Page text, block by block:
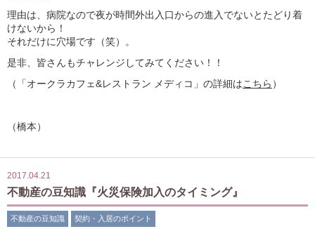
理由は、病院なので夜が時間外出入口からの進入でないとたどり着
けないから！
それだけに穴場です（笑）。
是非、皆さんもチャレンジしてみてください！！
（「オークラカフェ&レストラン メディコ」の詳細はこちら ）
（橋本）
2017.04.21
不動産の豆知識『火災保険加入のタイミング』
不動産の豆知識 契約・入居のポイント